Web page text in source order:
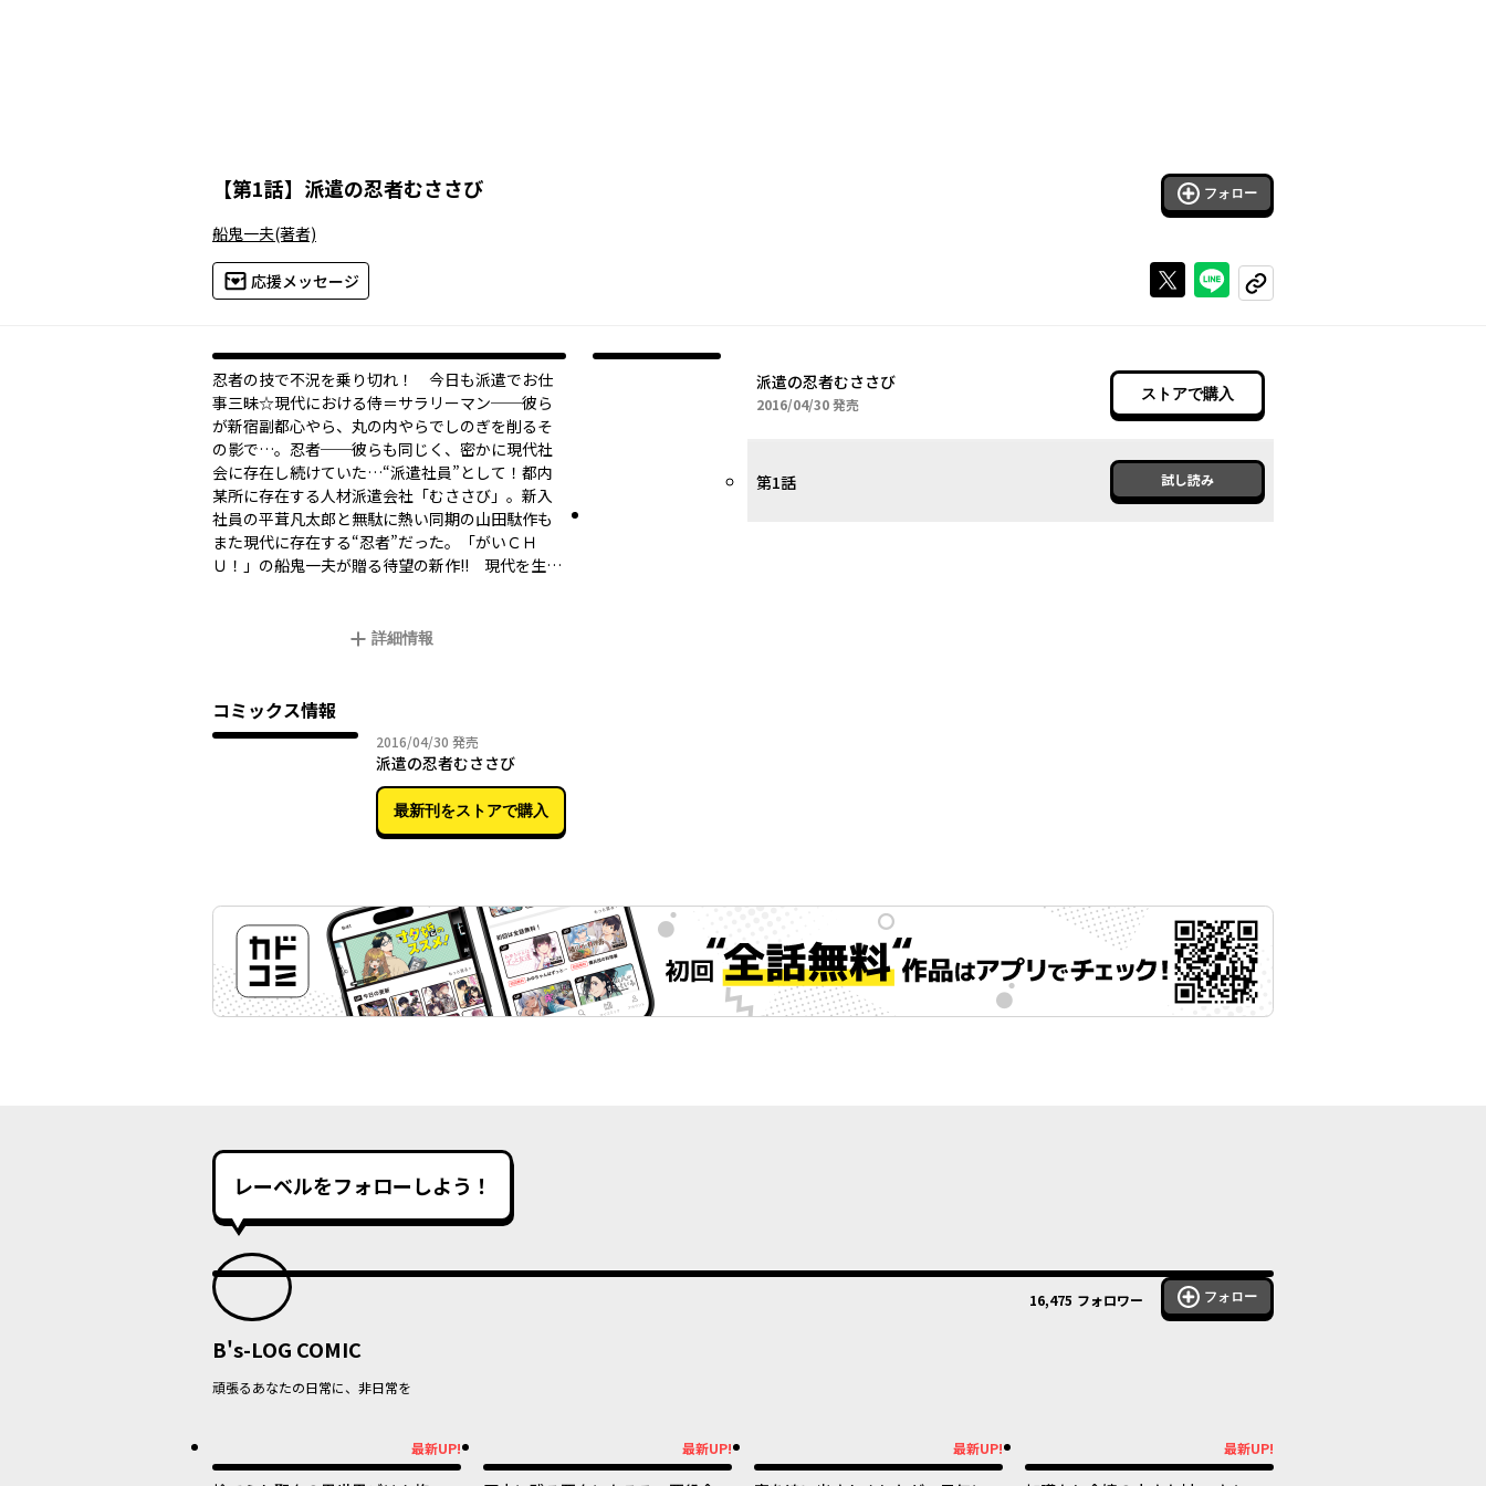
【第1話】 派遣の忍者むささび フォロー
船鬼一夫(著者)
応援メッセージ Xで投稿するラインでシェアする
コピーする
忍者の技で不況を乗り切れ！ 今日も派遣でお仕
事三昧☆現代における侍＝サラリーマン──彼ら
が新宿副都心やら、丸の内やらでしのぎを削るそ
の影で…。忍者──彼らも同じく、密かに現代社
会に存在し続けていた…“派遣社員”として！都内
某所に存在する人材派遣会社「むささび」。新入
社員の平茸凡太郎と無駄に熱い同期の山田駄作も
また現代に存在する“忍者”だった。「がいＣＨ
Ｕ！」の船鬼一夫が贈る待望の新作!! 現代を生…
詳細情報
コミックス情報
2016/04/30 2016年04月30日
発売
派遣の忍者むささび
最新刊をストアで購入
派遣の忍者むささび
2016/04/302016年04月30日
発売
ストアで購入
第1話 試し読み
レーベルをフォローしよう！
16,475 フォロワー フォロー
B's-LOG COMIC
頑張るあなたの日常に、非日常を
最新UP! 最新UP! 最新UP! 最新UP!